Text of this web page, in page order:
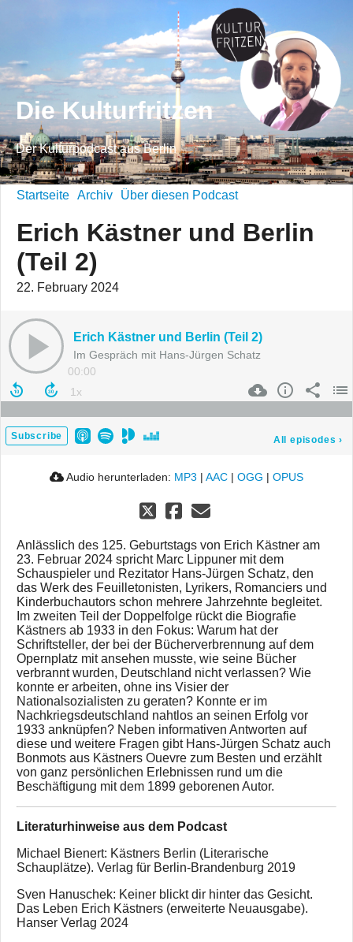
Die Kulturfritzen
Der Kulturpodcast aus Berlin
Startseite Archiv Über diesen Podcast
Erich Kästner und Berlin
(Teil 2)
22. February 2024
Erich Kästner und Berlin (Teil 2)
Im Gespräch mit Hans-Jürgen Schatz
00:00
Subscribe All episodes ›
Audio herunterladen: MP3 | AAC | OGG | OPUS
Anlässlich des 125. Geburtstags von Erich Kästner am
23. Februar 2024 spricht Marc Lippuner mit dem
Schauspieler und Rezitator Hans-Jürgen Schatz, den
das Werk des Feuilletonisten, Lyrikers, Romanciers und
Kinderbuchautors schon mehrere Jahrzehnte begleitet.
Im zweiten Teil der Doppelfolge rückt die Biografie
Kästners ab 1933 in den Fokus: Warum hat der
Schriftsteller, der bei der Bücherverbrennung auf dem
Opernplatz mit ansehen musste, wie seine Bücher
verbrannt wurden, Deutschland nicht verlassen? Wie
konnte er arbeiten, ohne ins Visier der
Nationalsozialisten zu geraten? Konnte er im
Nachkriegsdeutschland nahtlos an seinen Erfolg vor
1933 anknüpfen? Neben informativen Antworten auf
diese und weitere Fragen gibt Hans-Jürgen Schatz auch
Bonmots aus Kästners Ouevre zum Besten und erzählt
von ganz persönlichen Erlebnissen rund um die
Beschäftigung mit dem 1899 geborenen Autor.
Literaturhinweise aus dem Podcast
Michael Bienert: Kästners Berlin (Literarische
Schauplätze). Verlag für Berlin-Brandenburg 2019
Sven Hanuschek: Keiner blickt dir hinter das Gesicht.
Das Leben Erich Kästners (erweiterte Neuausgabe).
Hanser Verlag 2024